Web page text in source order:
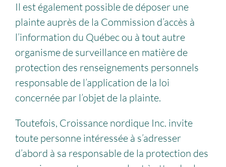
Il est également possible de déposer une
plainte auprès de la Commission d’accès à
l’information du Québec ou à tout autre
organisme de surveillance en matière de
protection des renseignements personnels
responsable de l’application de la loi
concernée par l’objet de la plainte.
Toutefois, Croissance nordique Inc. invite
toute personne intéressée à s’adresser
d’abord à sa responsable de la protection des